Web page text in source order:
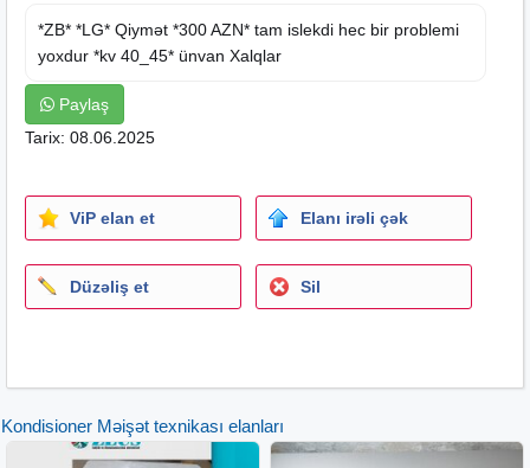
*ZB* *LG* Qiymət *300 AZN* tam islekdi hec bir problemi
yoxdur *kv 40_45* ünvan Xalqlar
Paylaş
Tarix: 08.06.2025
ViP elan et Elanı irəli çək
Düzəliş et Sil
Kondisioner Məişət texnikası elanları